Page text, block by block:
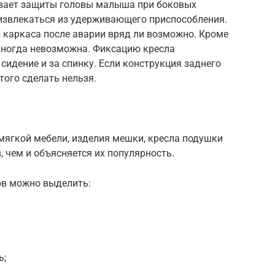
защиты головы малыша при боковых
из удерживающего приспособления.
каркаса после аварии вряд ли возможно. Кроме
невозможна. Фиксацию кресла
и за спинку. Если конструкция заднего
сделать нельзя.
мебели, изделия мешки, кресла подушки
и объясняется их популярность.
можно выделить: